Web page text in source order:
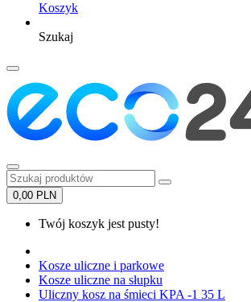
Koszyk
Szukaj
0,00 PLN
Twój koszyk jest pusty!
Kosze uliczne i parkowe
Kosze uliczne na słupku
Uliczny kosz na śmieci KPA -1 35 L